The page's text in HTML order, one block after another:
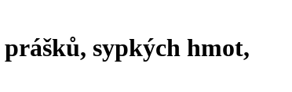
sypkých hmot,